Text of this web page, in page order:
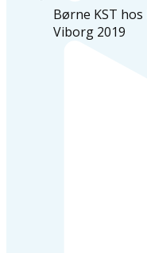
Børne KST
Viborg 2019